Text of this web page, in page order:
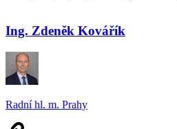
Ing. Zdeněk Kovářík
Radní hl. m. Prahy